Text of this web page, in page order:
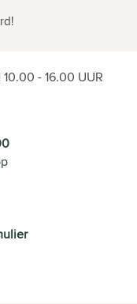
10.00 - 16.00 UUR